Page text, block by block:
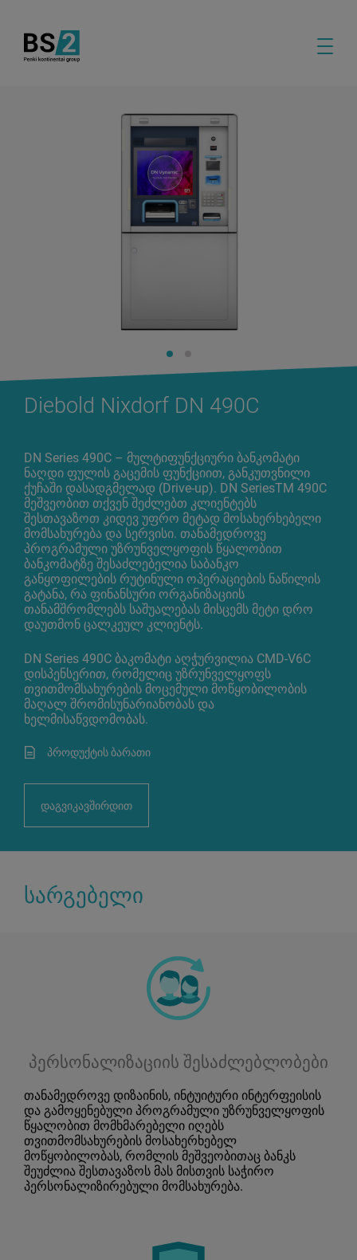
Diebold Nixdorf DN 490C
DN Series 490C – მულტიფუნქციური ბანკომატი
ნაღდი ფულის გაცემის ფუნქციით, განკუთვნილი
ქუჩაში დასადგმელად (Drive-up). DN SeriesTM 490C
მეშვეობით თქვენ შეძლებთ კლიენტებს
შესთავაზოთ კიდევ უფრო მეტად მოსახერხებელი
მომსახურება და სერვისი. თანამედროვე
პროგრამული უზრუნველყოფის წყალობით
ბანკომატზე შესაძლებელია საბანკო
განყოფილების რუტინული ოპერაციების ნაწილის
გატანა, რა ფინანსური ორგანიზაციის
თანამშრომლებს საშუალებას მისცემს მეტი დრო
დაუთმონ ცალკეულ კლიენტს.
DN Series 490C ბაკომატი აღჭურვილია CMD-V6C
დისპენსერით, რომელიც უზრუნველყოფს
თვითმომსახურების მოცემული მოწყობილობის
მაღალ შრომისუნარიანობას და
ხელმისაწვდომობას.
პროდუქტის ბარათი
დაგვიკავშირდით
სარგებელი
პერსონალიზაციის შესაძლებლობები
თანამედროვე დიზაინის, ინტუიტური ინტერფეისის
და გამოყენებული პროგრამული უზრუნველყოფის
წყალობით მომხმარებელი იღებს
თვითმომსახურების მოსახერხებელ
მოწყობილობას, რომლის მეშვეობითაც ბანკს
შეუძლია შესთავაზოს მას მისთვის საჭირო
პერსონალიზირებული მომსახურება.